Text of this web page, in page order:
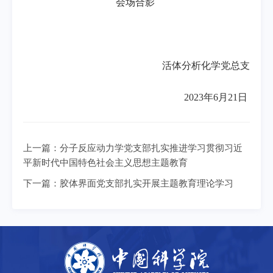
会场合影
活体分析化学党总支
2023年6月21日
上一篇： 分子反应动力学党支部扎实推进学习贯彻习近
平新时代中国特色社会主义思想主题教育
下一篇： 胶体界面党支部扎实开展主题教育理论学习